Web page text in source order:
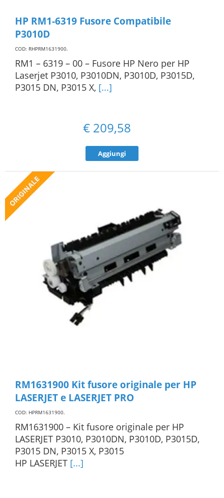
HP RM1-6319 Fusore Compatibile
P3010D
COD: RHPRM1631900.
RM1 – 6319 – 00 – Fusore HP Nero per HP
Laserjet P3010, P3010DN, P3010D, P3015D,
P3015 DN, P3015 X, [...]
€ 209,58
Aggiungi
RM1631900 Kit fusore originale per HP
LASERJET e LASERJET PRO
COD: HPRM1631900.
RM1631900 – Kit fusore originale per HP
LASERJET P3010, P3010DN, P3010D, P3015D,
P3015 DN, P3015 X, P3015
HP LASERJET [...]